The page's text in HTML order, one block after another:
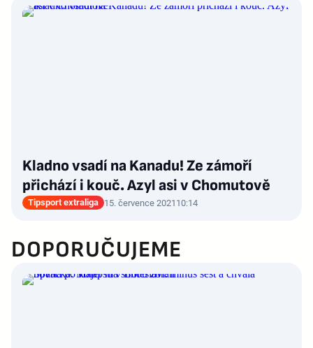
Kladno vsadí na Kanadu! Ze zámoří
přichází i kouč. Azyl asi v Chomutově
Tipsport extraliga 15. července 2021 10:14
DOPORUČUJEME